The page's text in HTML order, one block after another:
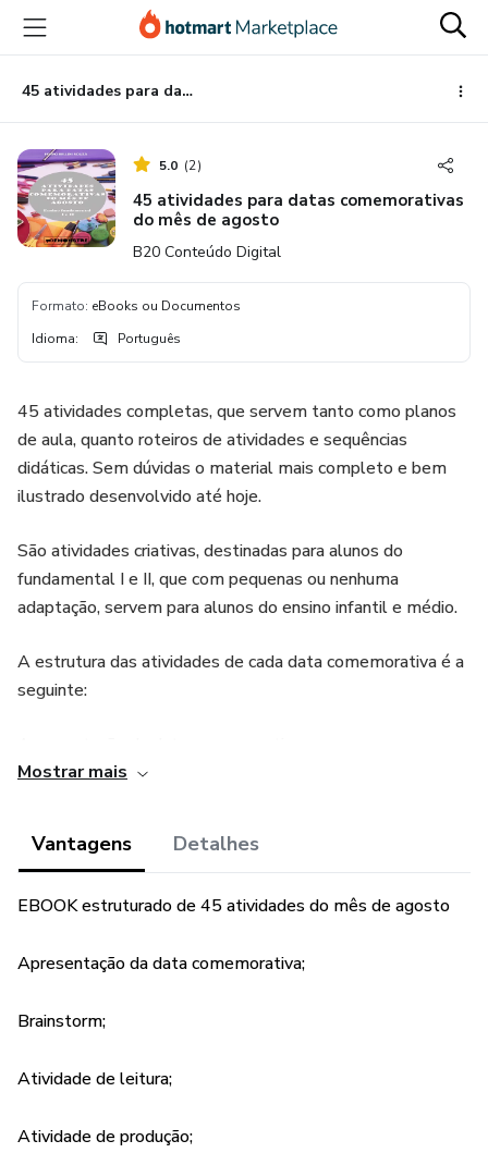
para
conteúdo
principal
para
pagamento
para
rodapé
45 atividades para datas comemorativas do mês de agosto
5.0 (2)
45 atividades para datas comemorativas
do mês de agosto
B20 Conteúdo Digital
Formato: eBooks ou Documentos
Idioma: Português
45 atividades completas, que servem tanto como planos
de aula, quanto roteiros de atividades e sequências
didáticas. Sem dúvidas o material mais completo e bem
ilustrado desenvolvido até hoje.
São atividades criativas, destinadas para alunos do
fundamental I e II, que com pequenas ou nenhuma
adaptação, servem para alunos do ensino infantil e médio.
A estrutura das atividades de cada data comemorativa é a
seguinte:
Atividade de leitura;
Atividade de produção;
Feedback.
São:
45 atividades;
45 datas comemorativas abordadas;
Mostrar mais
Vantagens Detalhes
EBOOK estruturado de 45 atividades do mês de agosto
Apresentação da data comemorativa;
Brainstorm;
Atividade de leitura;
Atividade de produção;